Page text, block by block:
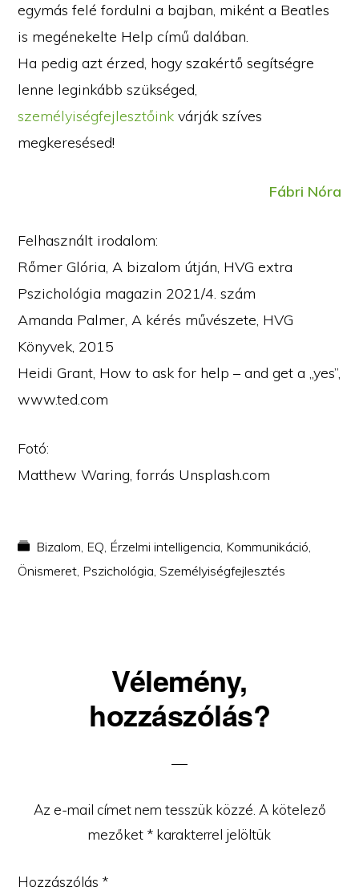
egymás felé fordulni a bajban, miként a Beatles
is megénekelte Help című dalában.
Ha pedig azt érzed, hogy szakértő segítségre
lenne leginkább szükséged,
személyiségfejlesztőink várják szíves
megkeresésed!
Fábri Nóra
Felhasznált irodalom:
Rőmer Glória, A bizalom útján, HVG extra
Pszichológia magazin 2021/4. szám
Amanda Palmer, A kérés művészete, HVG
Könyvek, 2015
Heidi Grant, How to ask for help – and get a „yes”,
www.ted.com
Fotó:
Matthew Waring, forrás Unsplash.com
Bizalom, EQ, Érzelmi intelligencia, Kommunikáció,
Önismeret, Pszichológia,Személyiségfejlesztés
Interactions
Vélemény,
hozzászólás?
Az e-mail címet nem tesszük közzé. A kötelező
mezőket * karakterrel jelöltük
Hozzászólás *